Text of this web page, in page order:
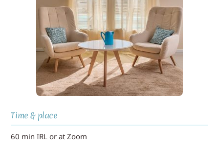
Time & place
60 min IRL or at Zoom